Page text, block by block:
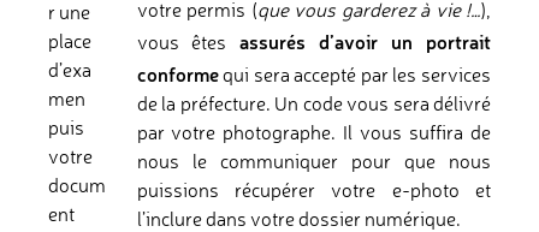
r une
place
d’exa
men
puis
votre
docum
ent
votre permis (que vous garderez à vie !…),
vous êtesassurés d’avoir un portrait
conformequi sera accepté par les services
de la préfecture. Un code vous sera délivré
par votre photographe. Il vous suffira de
nous le communiquer pour que nous
puissions récupérer votre e-photo et
l’inclure dans votre dossier numérique.